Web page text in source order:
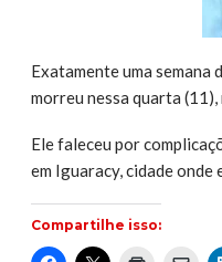
Exatamente uma semana
morreu nessa quarta
Ele faleceu por
em Iguaracy, cidade onde
Compartilhe isso: